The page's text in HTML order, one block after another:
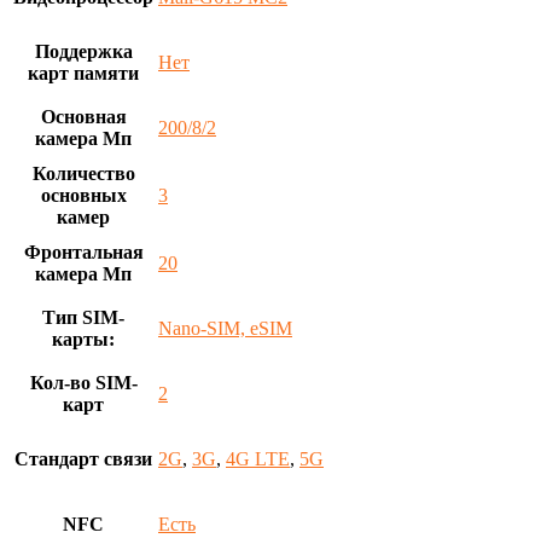
Поддержка
карт памяти
Нет
Основная
камера Мп
200/8/2
Количество
основных
камер
3
Фронтальная
камера Мп
20
Тип SIM-
карты:
Nano-SIM, eSIM
Кол-во SIM-
карт
2
Стандарт связи 2G, 3G, 4G LTE, 5G
NFC Есть